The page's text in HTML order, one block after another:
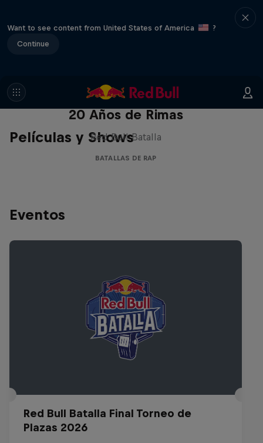
Want to see content from United States of America
?
Continue
Películas y Shows
Red Bull Batalla Nueva Historia:
20 Años de Rimas
Red Bull Batalla
BATALLAS DE RAP
Eventos
Red Bull Batalla Final Torneo de
Plazas 2026